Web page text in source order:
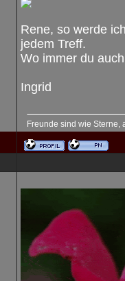
Rene, so werde
jedem Treff.
Wo immer du
Ingrid
Freunde sind wie Sterne,